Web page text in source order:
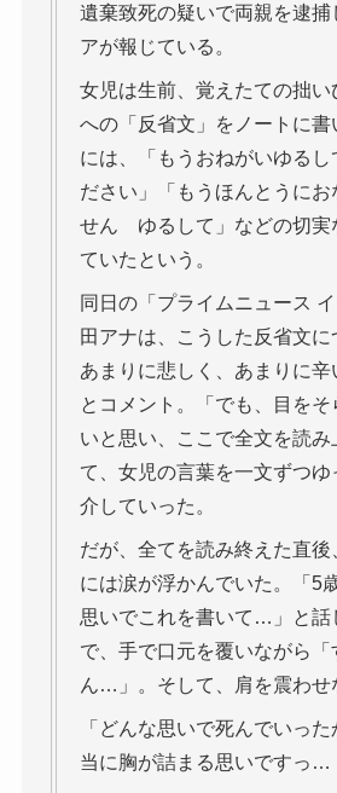
遺棄致死の疑いで両親を逮捕
アが報じている。
女児は生前、覚えたての拙い
への「反省文」をノートに書
には、「もうおねがいゆる
ださい」「もうほんとうにお
せん ゆるして」などの切実
ていたという。
同日の「プライムニュース
田アナは、こうした反省文に
あまりに悲しく、あまりに辛
とコメント。「でも、目を
いと思い、ここで全文を読み
て、女児の言葉を一文ずつゆ
介していった。
だが、全てを読み終えた直後
には涙が浮かんでいた。「5
思いでこれを書いて…」と話
で、手で口元を覆いながら「
ん…」。そして、肩を震わせ
「どんな思いで死んでいっ
当に胸が詰まる思いですっ…